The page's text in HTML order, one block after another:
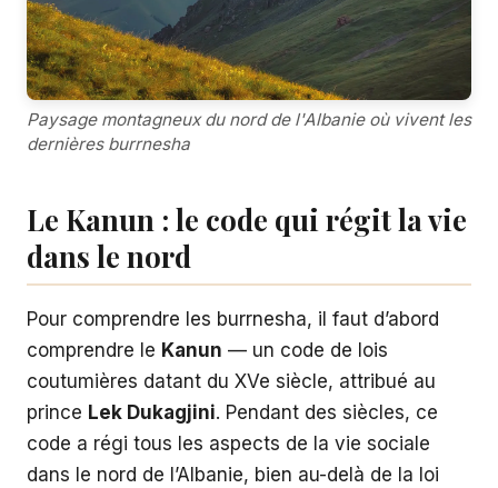
Paysage montagneux du nord de l'Albanie où vivent les
dernières burrnesha
Le Kanun : le code qui régit la vie
dans le nord
Pour comprendre les burrnesha, il faut d’abord
comprendre le Kanun — un code de lois
coutumières datant du XVe siècle, attribué au
prince Lek Dukagjini. Pendant des siècles, ce
code a régi tous les aspects de la vie sociale
dans le nord de l’Albanie, bien au-delà de la loi